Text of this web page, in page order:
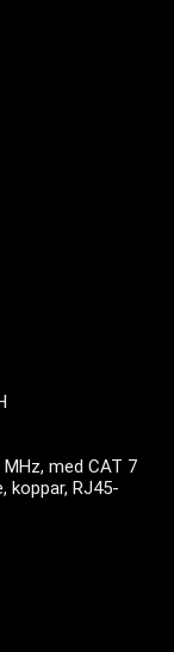
med CAT 7
koppar, RJ45-